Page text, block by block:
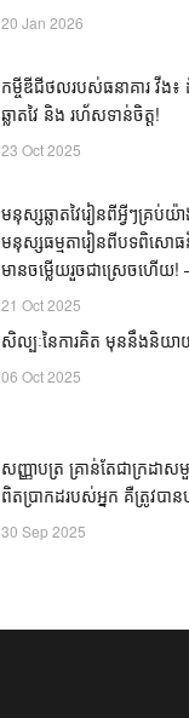
20 Jan 2026
កម្ចីឌីជីថលរបស់ធនាគារ វីង
ឆ្លាតវៃ និង រហ័សទាន់ចិត្ត!
23 Oct 2025
មនុស្សឆ្លាតវៃរៀនពីអ្វីៗគ្រប់
មនុស្សធម្មតារៀនពីបទពិសោធ
មានចម្លើយរួចជាស្រេចហើយ
21 Oct 2025
សិល្បៈនៃការគិត មុននឹងនិយ
06 Oct 2025
សញ្ញាបត្រ គ្រាន់តែជាក្រដា
ពិតប្រាកដរបស់អ្នក គឺត្រូវបា
30 Sep 2025